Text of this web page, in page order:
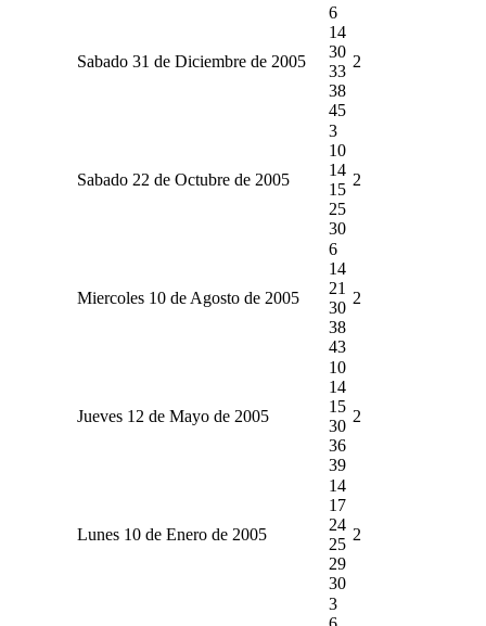
Sabado 31 de Diciembre de 2005
6
14
30
33
38
45
2
Sabado 22 de Octubre de 2005
3
10
14
15
25
30
2
Miercoles 10 de Agosto de 2005
6
14
21
30
38
43
2
Jueves 12 de Mayo de 2005
10
14
15
30
36
39
2
Lunes 10 de Enero de 2005
14
17
24
25
29
30
2
3